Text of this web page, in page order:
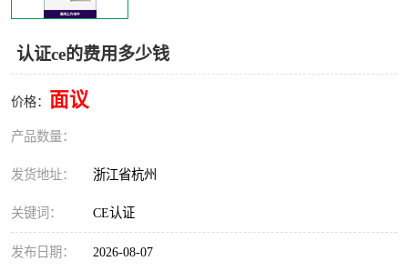
认证ce的费用多少钱
价格： 面议
产品数量：
发货地址： 浙江省杭州
关键词： CE认证
发布日期： 2026-08-07
ISO认证
CCC认证
TS16949认证
iso22000认证